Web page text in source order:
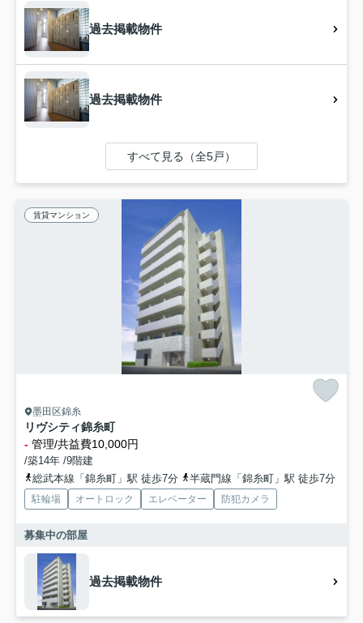
過去掲載物件
過去掲載物件
すべて見る（全5戸）
賃貸マンション
墨田区錦糸
リヴシティ錦糸町
- 管理/共益費10,000円
/築14年 /9階建
総武本線「錦糸町」駅 徒歩7分
半蔵門線「錦糸町」駅 徒歩7分
駐輪場 オートロック エレベーター 防犯カメラ
募集中の部屋
過去掲載物件